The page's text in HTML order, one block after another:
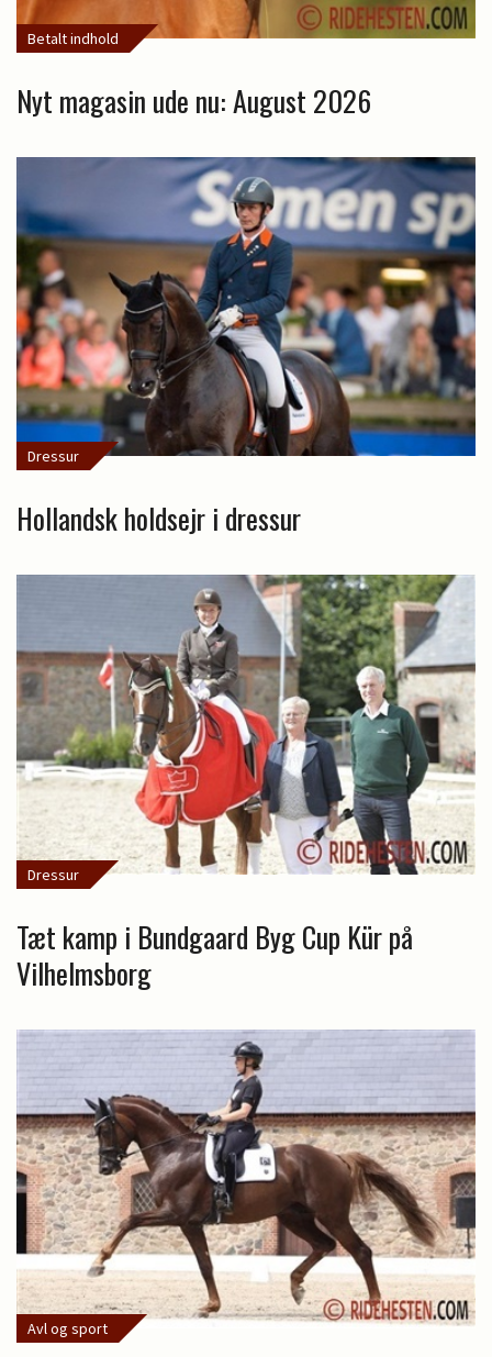
Betalt indhold
Nyt magasin ude nu: August 2026
Dressur
Hollandsk holdsejr i dressur
Dressur
Tæt kamp i Bundgaard Byg Cup Kür på
Vilhelmsborg
Avl og sport